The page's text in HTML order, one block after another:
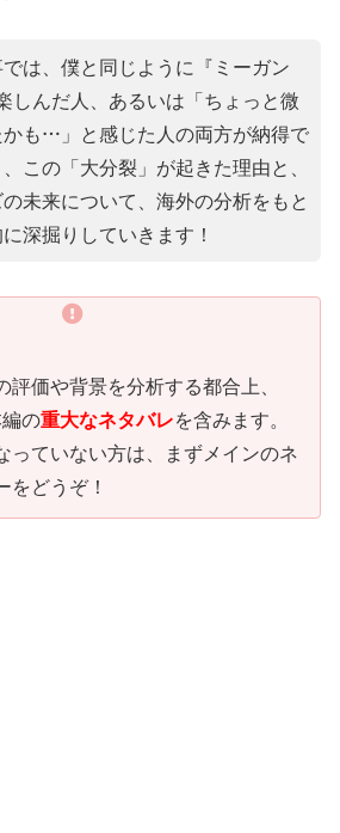
では、僕と同じように『ミーガン
しんだ人、あるいは「ちょっと微
かも…」と感じた人の両方が納得で
この「大分裂」が起きた理由と、
の未来について、海外の分析をもと
深掘りしていきます！
評価や背景を分析する都合上、
編の重大なネタバレを含みます。
っていない方は、まずメインのネ
をどうぞ！